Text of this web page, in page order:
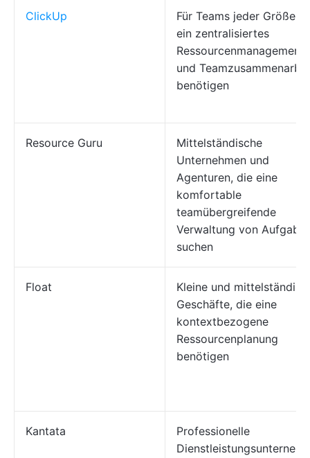
ClickUp
Für Teams jeder Größe,
ein zentralisiertes
Ressourcenmanagement
und
benötigen
Resource Guru
Mittelständische
Unternehmen und
Agenturen, die eine
komfortable
teamübergreifende
Verwaltung von
suchen
Float
Kleine und
Geschäfte, die eine
kontextbezogene
Ressourcenplanung
benötigen
Kantata
Professionelle